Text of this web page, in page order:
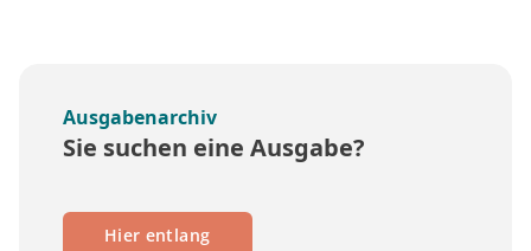
Ausgabenarchiv
Sie suchen eine Ausgabe?
Hier entlang